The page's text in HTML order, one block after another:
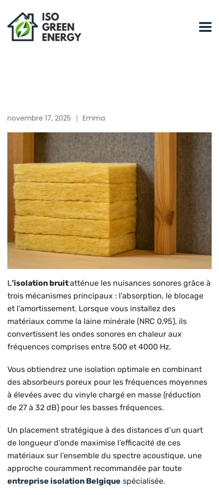
novembre 17, 2025 Emma
L’isolation bruitatténue les nuisances sonores grâce à
trois mécanismes principaux : l’absorption, le blocage
et l’amortissement. Lorsque vous installez des
matériaux comme la laine minérale (NRC 0,95), ils
convertissent les ondes sonores en chaleur aux
fréquences comprises entre 500 et 4000 Hz.
Vous obtiendrez une isolation optimale en combinant
des absorbeurs poreux pour les fréquences moyennes
à élevées avec du vinyle chargé en masse (réduction
de 27 à 32 dB) pour les basses fréquences.
Un placement stratégique à des distances d’un quart
de longueur d’onde maximise l’efficacité de ces
matériaux sur l’ensemble du spectre acoustique, une
approche couramment recommandée par toute
entreprise isolation Belgique spécialisée.